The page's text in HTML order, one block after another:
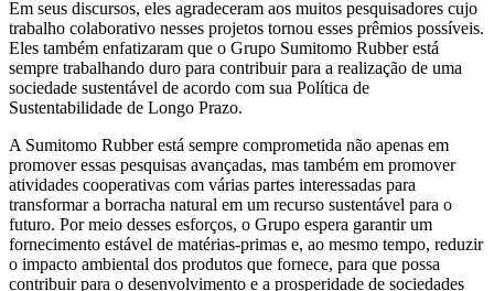
Em seus discursos, eles agradeceram aos muitos pesquisadores cujo
trabalho colaborativo nesses projetos tornou esses prêmios possíveis.
Eles também enfatizaram que o Grupo Sumitomo Rubber está
sempre trabalhando duro para contribuir para a realização de uma
sociedade sustentável de acordo com sua Política de
Sustentabilidade de Longo Prazo.
A Sumitomo Rubber está sempre comprometida não apenas em
promover essas pesquisas avançadas, mas também em promover
atividades cooperativas com várias partes interessadas para
transformar a borracha natural em um recurso sustentável para o
futuro. Por meio desses esforços, o Grupo espera garantir um
fornecimento estável de matérias-primas e, ao mesmo tempo, reduzir
o impacto ambiental dos produtos que fornece, para que possa
contribuir para o desenvolvimento e a prosperidade de sociedades